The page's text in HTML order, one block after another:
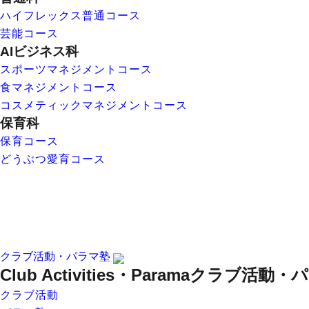
ハイフレックス普通コース
芸能コース
AIビジネス科
スポーツマネジメントコース
食マネジメントコース
コスメティックマネジメントコース
保育科
保育コース
どうぶつ愛育コース
クラブ活動・パラマ塾
Club Activities・Paramaクラブ活動・
クラブ活動